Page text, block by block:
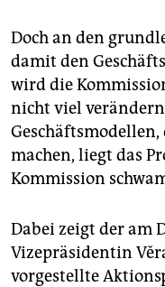
Doch an den
damit den
wird die
nicht viel
machen, liegt das
Kommission
Dabei zeigt der am
Vizepräsidentin
vorgestellte